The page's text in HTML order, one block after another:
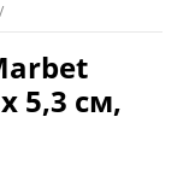
5,3 см,